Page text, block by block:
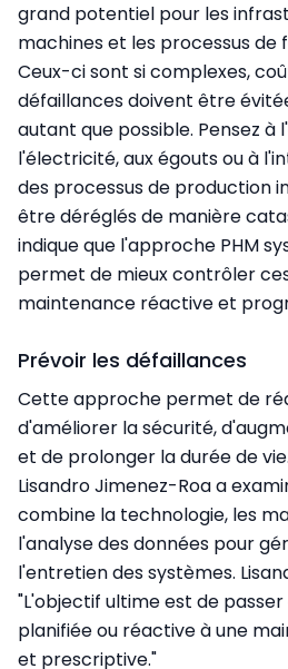
grand potentiel pour les
machines et les processus
Ceux-ci sont si complexes,
défaillances doivent être
autant que possible. Pensez à
l'électricité, aux égouts ou à
des processus de production
être déréglés de manière
indique que l'approche PHM
permet de mieux contrôler
maintenance réactive et
Prévoir les défaillances
Cette approche permet de
d'améliorer la sécurité,
et de prolonger la durée de
Lisandro Jimenez-Roa a
combine la technologie, les
l'analyse des données pour
l'entretien des systèmes.
"L'objectif ultime est de
planifiée ou réactive à une
et prescriptive."